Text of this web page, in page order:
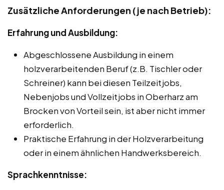
Zusätzliche Anforderungen (je nach Betrieb):
Erfahrung und Ausbildung:
Abgeschlossene Ausbildung in einem
holzverarbeitenden Beruf (z.B. Tischler oder
Schreiner) kann bei diesen Teilzeitjobs,
Nebenjobs und Vollzeitjobs in Oberharz am
Brocken von Vorteil sein, ist aber nicht immer
erforderlich.
Praktische Erfahrung in der Holzverarbeitung
oder in einem ähnlichen Handwerksbereich.
Sprachkenntnisse: